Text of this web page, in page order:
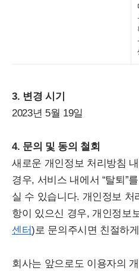
3. 변경 시기
2023년 5월 19일
4. 문의 및 동의 철회
새로운 개인정보 처리방침
경우, 서비스 내에서 “탈퇴”
실 수 있습니다. 개인정보
항이 있으신 경우, 개인정보
센터)로 문의주시면 친절하
회사는 앞으로도 이용자의